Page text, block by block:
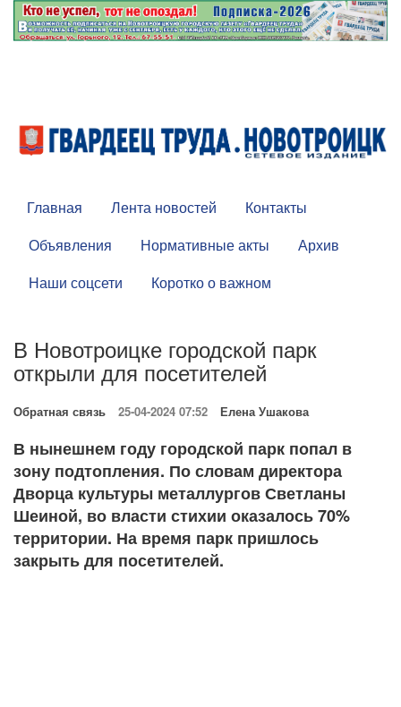
Главная Лента новостей
Контакты
Объявления
Нормативные акты
Архив
Наши соцсети
Коротко о важном
В Новотроицке городской парк
открыли для посетителей
Обратная связь 25-04-2024 07:52 Елена Ушакова
В нынешнем году городской парк попал в
зону подтопления. По словам директора
Дворца культуры металлургов Светланы
Шеиной, во власти стихии оказалось 70%
территории. На время парк пришлось
закрыть для посетителей.